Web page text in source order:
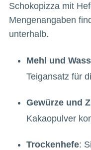
Schokopizza mit
Mengenangaben
unterhalb.
Mehl und
Teigansatz für
Gewürze und
Kakaopulver
Trockenhefe: